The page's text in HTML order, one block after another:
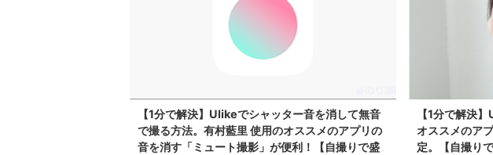
【1分で解決】Ulikeでシャッター音を消して無音
で撮る方法。有村藍里 使用のオススメのアプリの
音を消す「ミュート撮影」が便利！【自撮りで盛
【1分で解決
オススメのア
定。【自撮り